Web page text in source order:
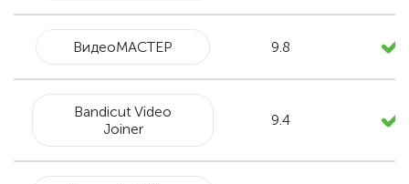
ВидеоМАСТЕР 9.8
Bandicut Video
Joiner
9.4